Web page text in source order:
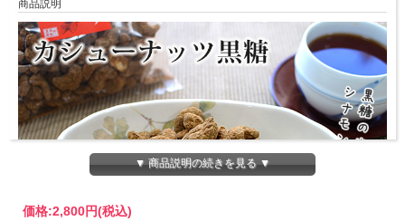
商品説明
▼ 商品説明の続きを見る ▼
価格:2,800円(税込)